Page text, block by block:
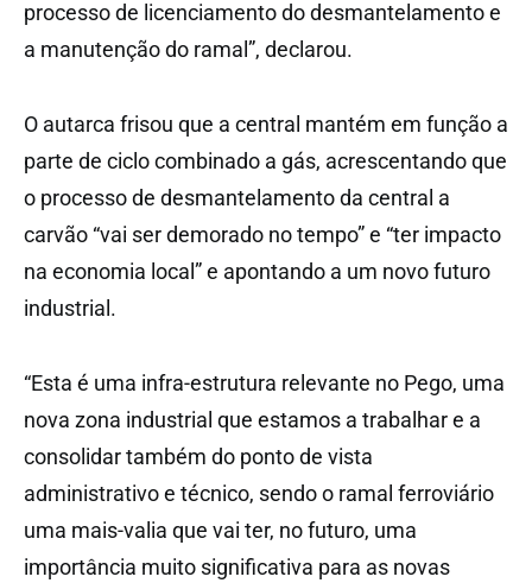
processo de licenciamento do desmantelamento e
a manutenção do ramal”, declarou.
O autarca frisou que a central mantém em função a
parte de ciclo combinado a gás, acrescentando que
o processo de desmantelamento da central a
carvão “vai ser demorado no tempo” e “ter impacto
na economia local” e apontando a um novo futuro
industrial.
“Esta é uma infra-estrutura relevante no Pego, uma
nova zona industrial que estamos a trabalhar e a
consolidar também do ponto de vista
administrativo e técnico, sendo o ramal ferroviário
uma mais-valia que vai ter, no futuro, uma
importância muito significativa para as novas